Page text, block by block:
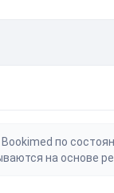
по
на основе